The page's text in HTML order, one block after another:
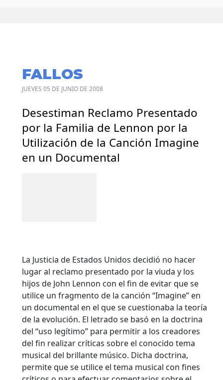
FALLOS
JUEVES 05 DE JUNIO DE 2008
Desestiman Reclamo Presentado
por la Familia de Lennon por la
Utilización de la Canción Imagine
en un Documental
La Justicia de Estados Unidos decidió no hacer
lugar al reclamo presentado por la viuda y los
hijos de John Lennon con el fin de evitar que se
utilice un fragmento de la canción “Imagine” en
un documental en el que se cuestionaba la teoría
de la evolución. El letrado se basó en la doctrina
del “uso legítimo” para permitir a los creadores
del fin realizar críticas sobre el conocido tema
musical del brillante músico. Dicha doctrina,
permite que se utilice el tema musical con fines